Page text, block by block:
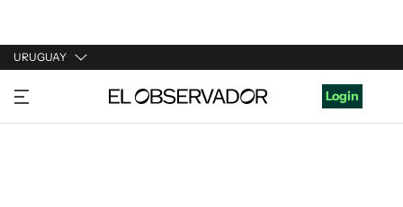
URUGUAY
URUGUAY
ARGENTINA
Login